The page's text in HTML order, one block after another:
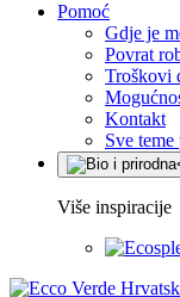
Pomoć
Gdje je
Povrat
Troškovi
Kontakt
Sve
Više inspiracije